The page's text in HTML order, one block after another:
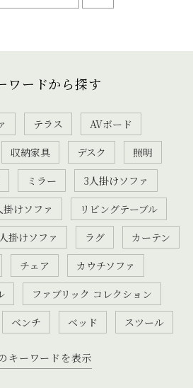
ワードから探す
テラス
AVボード
収納家具 デスク
照明
ミラー
3人掛けソファ
掛けソファ
リビングテーブル
掛けソファ ラグ
カーテン
チェア
カウチソファ
ファブリック コレクション
ベンチ ベッド スツール
キーワードを表示